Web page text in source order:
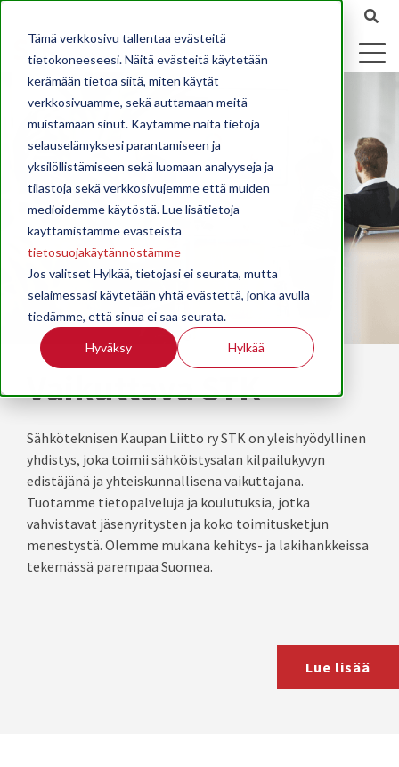
Tämä verkkosivu tallentaa evästeitä
tietokoneeseesi. Näitä evästeitä käytetään
kerämään tietoa siitä, miten käytät
verkkosivuamme, sekä auttamaan meitä
muistamaan sinut. Käytämme näitä tietoja
selauselämyksesi parantamiseen ja
yksilöllistämiseen sekä luomaan analyyseja ja
tilastoja sekä verkkosivujemme että muiden
medioidemme käytöstä. Lue lisätietoja
käyttämistämme evästeistä
tietosuojakäytännöstämme
Jos valitset Hylkää, tietojasi ei seurata, mutta
selaimessasi käytetään yhtä evästettä, jonka avulla
tiedämme, että sinua ei saa seurata.
Hyväksy Hylkää
Vaikuttava STK
Sähköteknisen Kaupan Liitto ry STK on yleishyödyllinen
yhdistys, joka toimii sähköistysalan kilpailukyvyn
edistäjänä ja yhteiskunnallisena vaikuttajana.
Tuotamme tietopalveluja ja koulutuksia, jotka
vahvistavat jäsenyritysten ja koko toimitusketjun
menestystä. Olemme mukana kehitys- ja lakihankkeissa
tekemässä parempaa Suomea.
Lue lisää